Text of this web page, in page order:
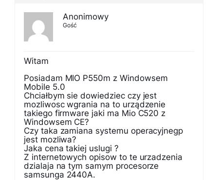
Anonimowy
Gość
Witam
Posiadam MIO P550m z Windowsem
Mobile 5.0
Chciałbym sie dowiedziec czy jest
mozliwosc wgrania na to urządzenie
takiego firmware jaki ma Mio C520 z
Windowsem CE?
Czy taka zamiana systemu operacyjnegp
jest mozliwa?
Jaka cena takiej uslugi ?
Z internetowych opisow to te urzadzenia
dzialaja na tym samym procesorze
samsunga 2440A.